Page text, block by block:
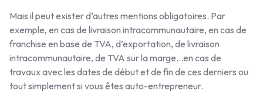
Mais il peut exister d’autres mentions obligatoires. Par
exemple, en cas de livraison intracommunautaire, en cas de
franchise en base de TVA, d’exportation, de livraison
intracommunautaire, de TVA sur la marge…en cas de
travaux avec les dates de début et de fin de ces derniers ou
tout simplement si vous êtes auto-entrepreneur.